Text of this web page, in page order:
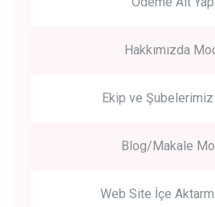
Hakkımızda
Ekip ve
Blog/Makale
Web Site İçe